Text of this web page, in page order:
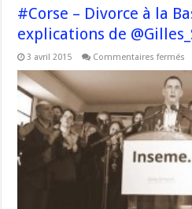
#Corse – Divorce à la
explications de
3 avril 2015 Commentaires fermés
la